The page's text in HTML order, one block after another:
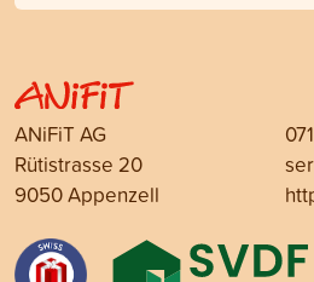
ANiFiT AG
Rütistrasse 20
9050 Appenzell